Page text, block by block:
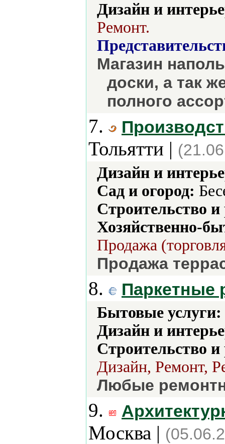
Дизайн и
Ремонт.
Магазин
доски, а так
полного
7.
Тольятти |
Дизайн и
Сад и огород:
Строительство
Хозяйственно-
Продажа
Продажа
8. Паркетные
Бытовые услуги:
Дизайн и
Строительство
Дизайн, Ремонт,
Любые
9.
Москва |